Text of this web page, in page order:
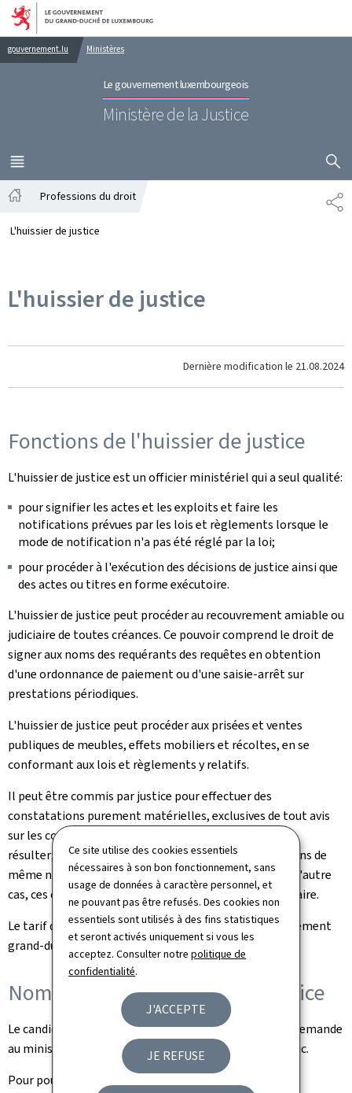
Ce site utilise des cookies essentiels
nécessaires à son bon fonctionnement, sans
usage de données à caractère personnel, et
ne pouvant pas être refusés. Des cookies non
essentiels sont utilisés à des fins statistiques
et seront activés uniquement si vous les
acceptez. Consulter notrepolitique de
confidentialité.
J'ACCEPTE
JE REFUSE
Aller au menu principal
Aller au contenu
gouvernement.lu Ministères
Le gouvernement luxembourgeois
Ministère de la Justice
MENU
PRINCIPAL
Professions du droit
L'huissier de justice
L'huissier de justice
Dernière modification le 21.08.2024
Fonctions de l'huissier de justice
L'huissier de justice est un officier ministériel qui a seul qualité:
pour signifier les actes et les exploits et faire les
notifications prévues par les lois et règlements lorsque le
mode de notification n'a pas été réglé par la loi;
pour procéder à l'exécution des décisions de justice ainsi que
des actes ou titres en forme exécutoire.
L'huissier de justice peut procéder au recouvrement amiable ou
judiciaire de toutes créances. Ce pouvoir comprend le droit de
signer aux noms des requérants des requêtes en obtention
d'une ordonnance de paiement ou d'une saisie-arrêt sur
prestations périodiques.
L'huissier de justice peut procéder aux prisées et ventes
publiques de meubles, effets mobiliers et récoltes, en se
conformant aux lois et règlements y relatifs.
Il peut être commis par justice pour effectuer des
constatations purement matérielles, exclusives de tout avis
sur les conséquences de fait ou de droit qui peuvent en
résulter; il peut également procéder à des constatations de
même nature à la requête de particuliers; dans l'un et l'autre
cas, ces constatations font foi jusqu'à preuve du contraire.
Le tarif des huissiers de justice est fixé par voie de règlement
grand-ducal.
Nomination de l'huissier de justice
Le candidat à un poste d'huissier de justice adresse sa demande
au ministre de la Justice. Il est nommé par le Grand-Duc.
Pour pouvoir être nommé huissier de justice, il faut: